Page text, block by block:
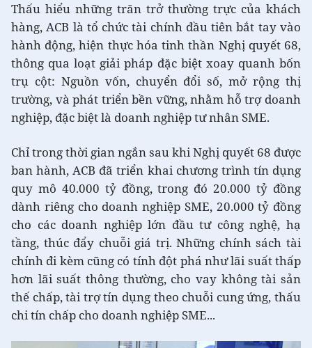
Thấu hiểu những trăn trở thường trực của khách
hàng, ACB là tổ chức tài chính đầu tiên bắt tay vào
hành động, hiện thực hóa tinh thần Nghị quyết 68,
thông qua loạt giải pháp đặc biệt xoay quanh bốn
trụ cột: Nguồn vốn, chuyển đổi số, mở rộng thị
trường, và phát triển bền vững, nhằm hỗ trợ doanh
nghiệp, đặc biệt là doanh nghiệp tư nhân SME.
Chỉ trong thời gian ngắn sau khi Nghị quyết 68 được
ban hành, ACB đã triển khai chương trình tín dụng
quy mô 40.000 tỷ đồng, trong đó 20.000 tỷ đồng
dành riêng cho doanh nghiệp SME, 20.000 tỷ đồng
cho các doanh nghiệp lớn đầu tư công nghệ, hạ
tầng, thúc đẩy chuỗi giá trị. Những chính sách tài
chính đi kèm cũng có tính đột phá như lãi suất thấp
hơn lãi suất thông thường, cho vay không tài sản
thế chấp, tài trợ tín dụng theo chuỗi cung ứng, thấu
chi tín chấp cho doanh nghiệp SME...